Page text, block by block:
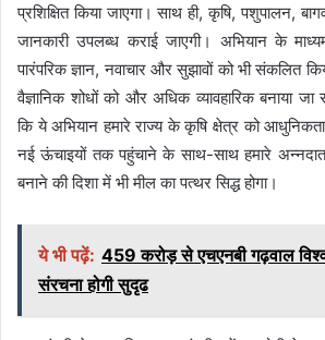
प्रशिक्षित किया जाएगा। साथ ही, कृषि, पशुपालन,
जानकारी उपलब्ध कराई जाएगी। अभियान के
पारंपरिक ज्ञान, नवाचार और सुझावों को भी संकलित
वैज्ञानिक शोधों को और अधिक व्यावहारिक बनाया
कि ये अभियान हमारे राज्य के कृषि क्षेत्र को
नई ऊंचाइयों तक पहुंचाने के साथ-साथ हमारे
बनाने की दिशा में भी मील का पत्थर सिद्ध होगा।
ये भी पढ़ें: 459 करोड़ से एचएनबी गढ़वाल
संरचना होगी सुदृढ